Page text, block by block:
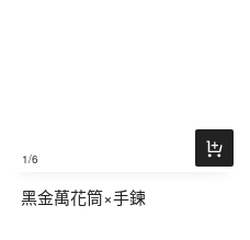
1/6
黑金萬花筒×手鍊